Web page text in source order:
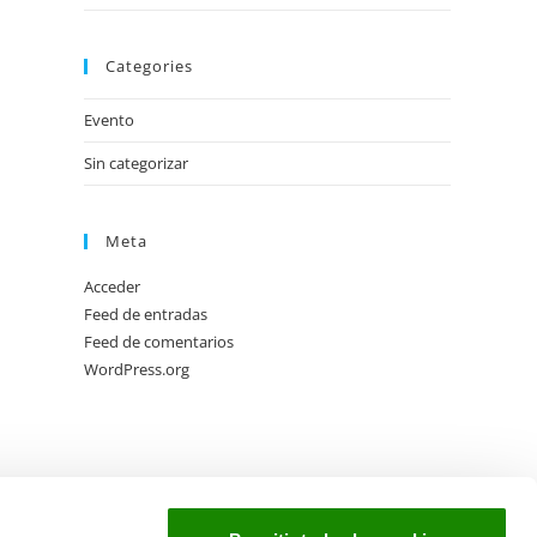
Categories
Evento
Sin categorizar
Meta
Acceder
Feed de entradas
Feed de comentarios
WordPress.org